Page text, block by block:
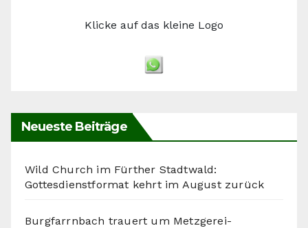
Klicke auf das kleine Logo
Neueste Beiträge
Wild Church im Fürther Stadtwald:
Gottesdienstformat kehrt im August zurück
Burgfarrnbach trauert um Metzgerei-